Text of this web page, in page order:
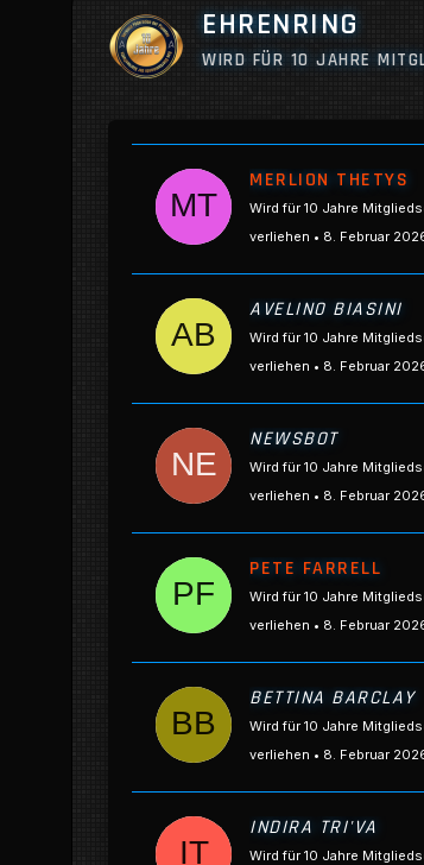
EHRENRING
WIRD FÜR 10 JAHRE
MERLION THETYS
Wird für 10 Jahre
verliehen
8. Februar
AVELINO BIASINI
Wird für 10 Jahre
verliehen
8. Februar
NEWSBOT
Wird für 10 Jahre
verliehen
8. Februar
PETE FARRELL
Wird für 10 Jahre
verliehen
8. Februar
BETTINA BARCLAY
Wird für 10 Jahre
verliehen
8. Februar
INDIRA TRI'VA
Wird für 10 Jahre